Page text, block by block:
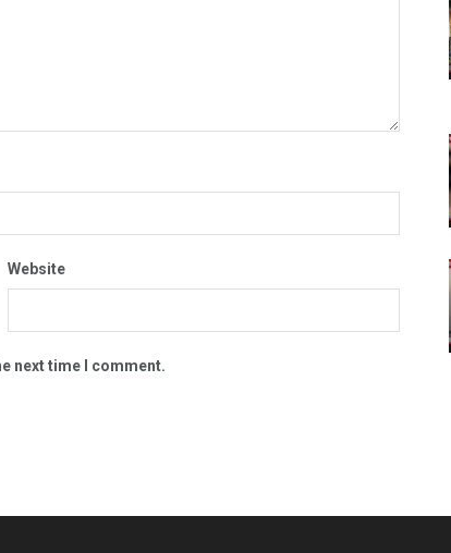
Website
next time I comment.